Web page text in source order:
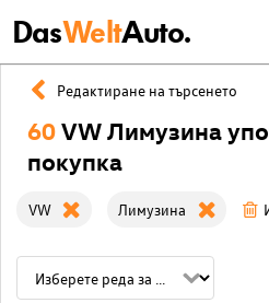
DasWeltAuto.
Редактиране на търсенето
60VW Лимузина
покупка
VW Лимузина